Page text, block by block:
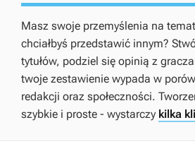
Masz swoje przemyślenia na
chciałbyś przedstawić innym?
tytułów, podziel się opinią z
twoje zestawienie wypada w
redakcji oraz społeczności.
szybkie i proste - wystarczy kilka